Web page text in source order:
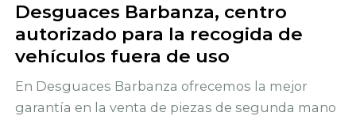
Desguaces Barbanza, centro
autorizado para la recogida de
vehículos fuera de uso
En Desguaces Barbanza ofrecemos la mejor
garantía en la venta de piezas de segunda mano